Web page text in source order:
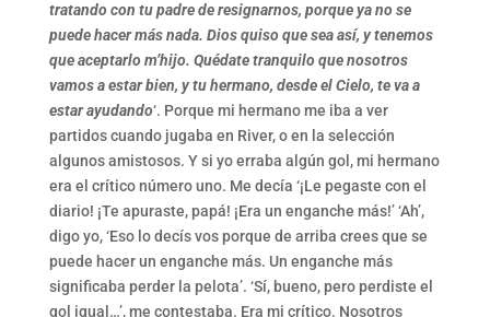
tratando con tu padre de resignarnos, porque ya no se
puede hacer más nada. Dios quiso que sea así, y tenemos
que aceptarlo m’hijo. Quédate tranquilo que nosotros
vamos a estar bien, y tu hermano, desde el Cielo, te va a
estar ayudando‘. Porque mi hermano me iba a ver
partidos cuando jugaba en River, o en la selección
algunos amistosos. Y si yo erraba algún gol, mi hermano
era el crítico número uno. Me decía ‘¡Le pegaste con el
diario! ¡Te apuraste, papá! ¡Era un enganche más!’ ‘Ah’,
digo yo, ‘Eso lo decís vos porque de arriba crees que se
puede hacer un enganche más. Un enganche más
significaba perder la pelota’. ‘Sí, bueno, pero perdiste el
gol igual…’, me contestaba. Era mi crítico. Nosotros